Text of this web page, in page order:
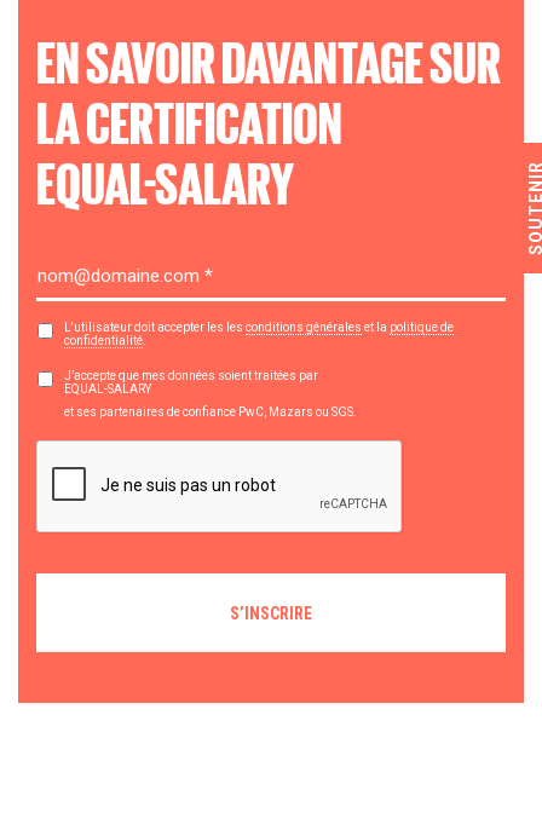
EN SAVOIR DAVANTAGE SUR
LA CERTIFICATION
EQUAL-SALARY
L'utilisateur doit accepter les les conditions générales et la politique de
confidentialité
J’accepte que mes données soient traitées par
EQUAL-SALARY
et ses partenaires de confiance PwC, Mazars ou SGS.